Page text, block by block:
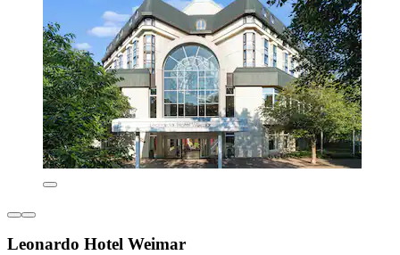
Leonardo Hotel Weimar